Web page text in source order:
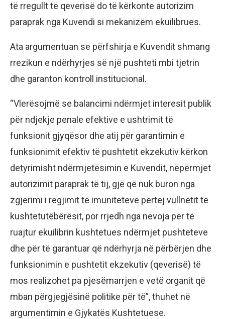
të rregullt të qeverisë do të kërkonte autorizim
paraprak nga Kuvendi si mekanizëm ekuilibrues.
Ata argumentuan se përfshirja e Kuvendit shmang
rrezikun e ndërhyrjes së një pushteti mbi tjetrin
dhe garanton kontroll institucional.
“Vlerësojmë se balancimi ndërmjet interesit publik
për ndjekje penale efektive e ushtrimit të
funksionit gjyqësor dhe atij për garantimin e
funksionimit efektiv të pushtetit ekzekutiv kërkon
detyrimisht ndërmjetësimin e Kuvendit, nëpërmjet
autorizimit paraprak të tij, gjë që nuk buron nga
zgjerimi i regjimit të imuniteteve përtej vullnetit të
kushtetutëbërësit, por rrjedh nga nevoja për të
ruajtur ekuilibrin kushtetues ndërmjet pushteteve
dhe për të garantuar që ndërhyrja në përbërjen dhe
funksionimin e pushtetit ekzekutiv (qeverisë) të
mos realizohet pa pjesëmarrjen e vetë organit që
mban përgjegjësinë politike për të”, thuhet në
argumentimin e Gjykatës Kushtetuese.